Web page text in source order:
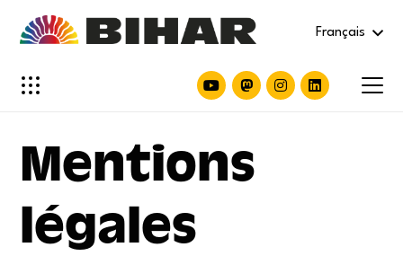
Français
Mentions
légales